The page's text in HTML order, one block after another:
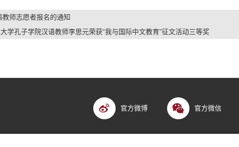
师志愿者报名的通知
学孔子学院汉语教师李思元荣获“我与国际中文教育”征文活动三等奖
官方微博 官方微信